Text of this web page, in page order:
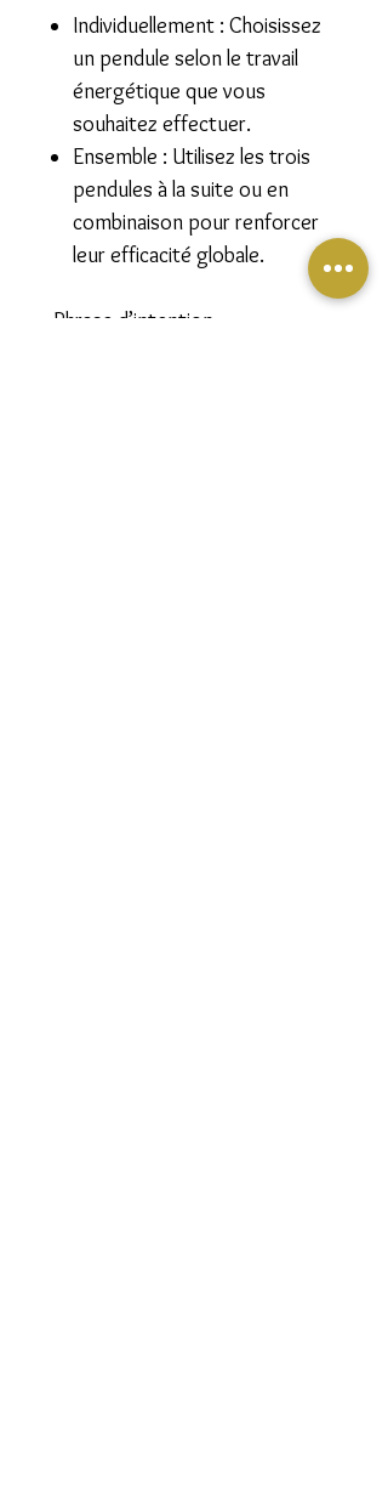
Individuellement : Choisissez
un pendule selon le travail
énergétique que vous
souhaitez effectuer.
Ensemble : Utilisez les trois
pendules à la suite ou en
combinaison pour renforcer
leur efficacité globale.
Phrase d’intention